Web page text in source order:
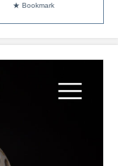
★ Bookmark